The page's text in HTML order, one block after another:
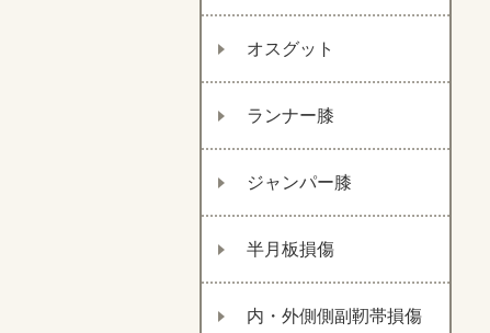
オスグット
ランナー膝
ジャンパー膝
半月板損傷
内・外側側副靭帯損傷